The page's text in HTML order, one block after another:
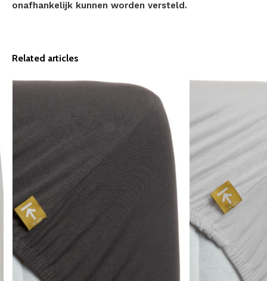
onafhankelijk kunnen worden versteld.
Related articles